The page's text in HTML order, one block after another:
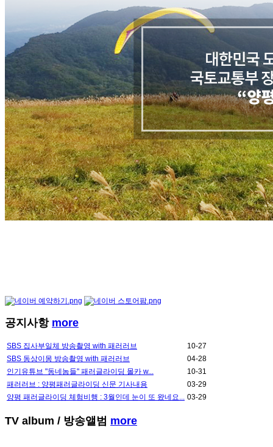
공지사항 more
SBS 집사부일체 방송촬영 with 패러러브
10-27
SBS 동상이몽 방송촬영 with 패러러브
04-28
인기유튜브 "동네놈들" 패러글라이딩 몰카 w...
10-31
패러러브 : 양평패러글라이딩 신문 기사내용
03-29
양평 패러글라이딩 체험비행 : 3월인데 눈이 또 왔네요... 03-29
TV album / 방송앨범 more